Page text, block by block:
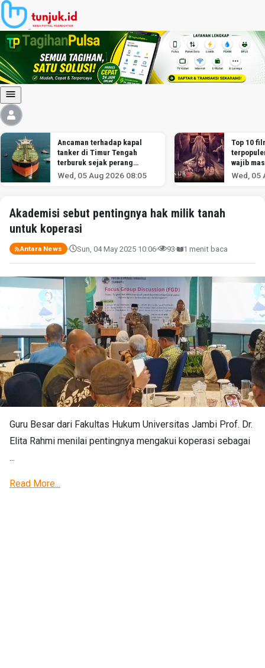
Ancaman terhadap kapal
tanker di Timur Tengah
terburuk sejak perang
melawan Iran dimulai,
menurut analis
Wed, 05 Aug 2026 08:05
Top 10
wajib
Wed, 05
Akademisi sebut pentingnya hak milik tanah
untuk koperasi
Antara News Sun, 04 May 2025 10:06 93 1 menit baca
Guru Besar dari Fakultas Hukum Universitas Jambi Prof. Dr.
Elita Rahmi menilai pentingnya mengakui koperasi sebagai
...
Read More...